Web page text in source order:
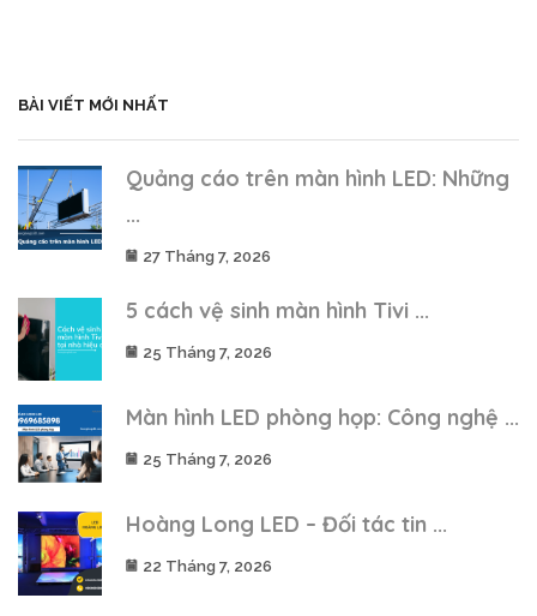
BÀI VIẾT MỚI NHẤT
Quảng cáo trên màn hình LED: Những
...
27 Tháng 7, 2026
5 cách vệ sinh màn hình Tivi ...
25 Tháng 7, 2026
Màn hình LED phòng họp: Công nghệ ...
25 Tháng 7, 2026
Hoàng Long LED – Đối tác tin ...
22 Tháng 7, 2026